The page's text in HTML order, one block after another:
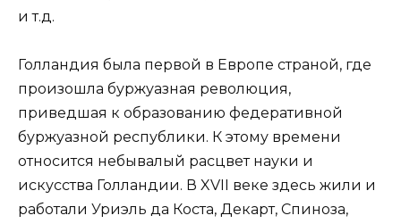
и т.д.
Голландия была первой в Европе страной, где
произошла буржуазная революция,
приведшая к образованию федеративной
буржуазной республики. К этому времени
относится небывалый расцвет науки и
искусства Голландии. В XVII веке здесь жили и
работали Уриэль да Коста, Декарт, Спиноза,